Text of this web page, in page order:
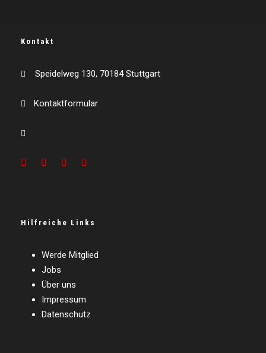
Kontakt
Speidelweg 130, 70184 Stuttgart
Kontaktformular
Hilfreiche Links
Werde Mitglied
Jobs
Über uns
Impressum
Datenschutz